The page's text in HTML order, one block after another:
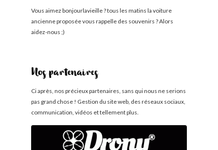
Vous aimez bonjourlavieille ? tous les matins la voiture
ancienne proposée vous rappelle des souvenirs ? Alors
aidez-nous ;)
Nos partenaires
Ci après, nos précieux partenaires, sans qui nous ne serions
pas grand chose ! Gestion du site web, des réseaux sociaux,
communication, vidéos et tellement plus.